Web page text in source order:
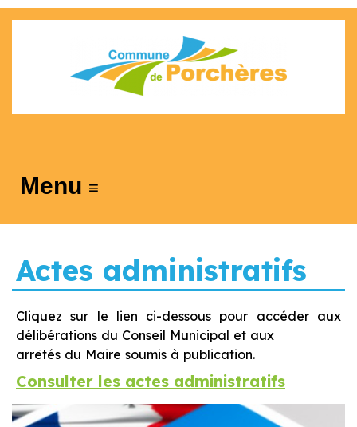
≡
Actes administratifs
Cliquez sur le lien ci-dessous pour accéder aux
délibérations du Conseil Municipal et aux
arrêtés du Maire soumis à publication.
Consulter les actes administratifs